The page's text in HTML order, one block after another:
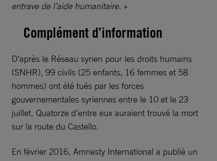
entrave de l’aide humanitaire. »
Complément d’information
D’après le Réseau syrien pour les droits humains
(SNHR), 99 civils (25 enfants, 16 femmes et 58
hommes) ont été tués par les forces
gouvernementales syriennes entre le 10 et le 23
juillet. Quatorze d’entre eux auraient trouvé la mort
sur la route du Castello.
En février 2016, Amnesty International a publié un